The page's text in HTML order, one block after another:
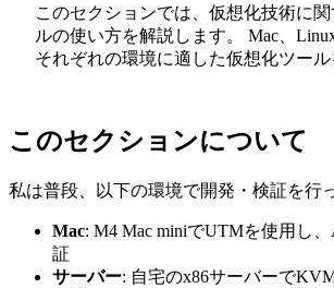
このセクションでは、 仮想化技術に
ルの使い方を解説します。 Mac、Linux
それぞれの環境に適した仮想化ツール
このセクションについて
私は普段、以下の環境で開発・検証を行
Mac: M4 Mac miniでUTMを使用し
証
サーバー: 自宅のx86サーバーで